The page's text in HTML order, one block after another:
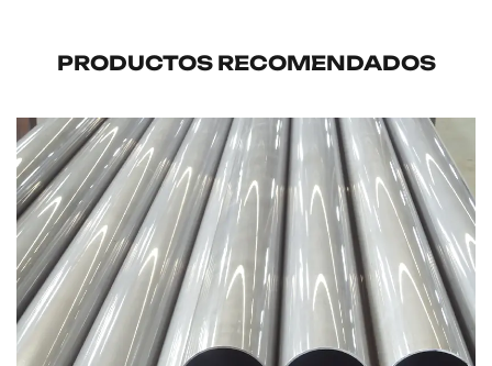
PRODUCTOS RECOMENDADOS